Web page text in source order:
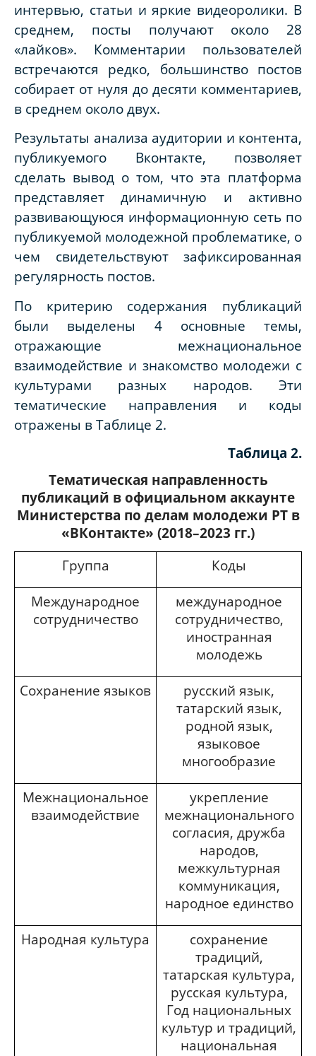
интервью, статьи и яркие видеоролики. В
среднем, посты получают около 28
«лайков». Комментарии пользователей
встречаются редко, большинство постов
собирает от нуля до десяти комментариев,
в среднем около двух.
Результаты анализа аудитории и контента,
публикуемого Вконтакте, позволяет
сделать вывод о том, что эта платформа
представляет динамичную и активно
развивающуюся информационную сеть по
публикуемой молодежной проблематике, о
чем свидетельствуют зафиксированная
регулярность постов.
По критерию содержания публикаций
были выделены 4 основные темы,
отражающие межнациональное
взаимодействие и знакомство молодежи с
культурами разных народов. Эти
тематические направления и коды
отражены в Таблице 2.
Таблица 2.
Тематическая направленность
публикаций в официальном аккаунте
Министерства по делам молодежи РТ в
«ВКонтакте» (2018–2023 гг.)
Группа
Коды
Международное
сотрудничество
международное
сотрудничество,
иностранная
молодежь
Сохранение языков
русский язык,
татарский язык,
родной язык,
языковое
многообразие
Межнациональное
взаимодействие
укрепление
межнационального
согласия, дружба
народов,
межкультурная
коммуникация,
народное единство
Народная культура
сохранение
традиций,
татарская культура,
русская культура,
Год национальных
культур и традиций,
национальная